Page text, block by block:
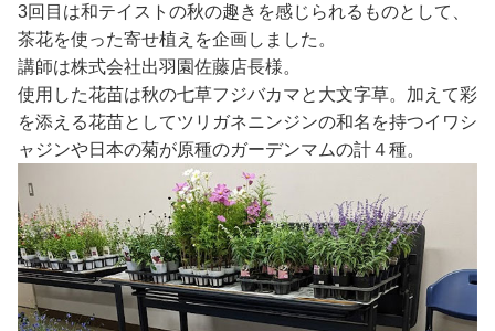
3回目は和テイストの秋の趣きを感じられるものとして、
茶花を使った寄せ植えを企画しました。
講師は株式会社出羽園佐藤店長様。
使用した花苗は秋の七草フジバカマと大文字草。加えて彩
を添える花苗としてツリガネニンジンの和名を持つイワシ
ャジンや日本の菊が原種のガーデンマムの計４種。